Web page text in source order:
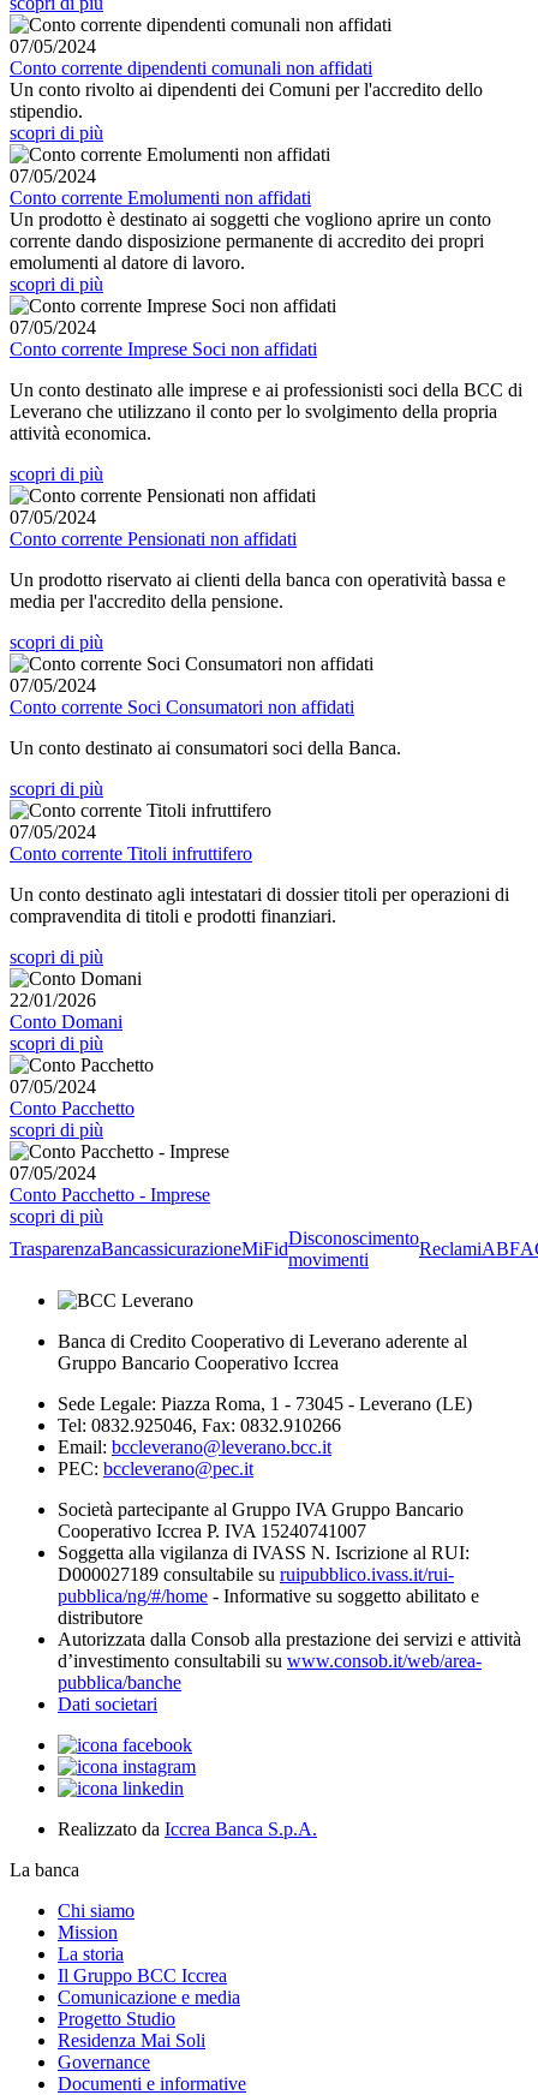
07/05/2024
Conto corrente dipendenti comunali non affidati
Un conto rivolto ai dipendenti dei Comuni per l'accredito dello
stipendio.
scopri di più
07/05/2024
Conto corrente Emolumenti non affidati
Un prodotto è destinato ai soggetti che vogliono aprire un conto
corrente dando disposizione permanente di accredito dei propri
emolumenti al datore di lavoro.
scopri di più
07/05/2024
Conto corrente Imprese Soci non affidati
Un conto destinato alle imprese e ai professionisti soci della BCC di
Leverano che utilizzano il conto per lo svolgimento della propria
attività economica.
scopri di più
07/05/2024
Conto corrente Pensionati non affidati
Un prodotto riservato ai clienti della banca con operatività bassa e
media per l'accredito della pensione.
scopri di più
07/05/2024
Conto corrente Soci Consumatori non affidati
Un conto destinato ai consumatori soci della Banca.
scopri di più
07/05/2024
Conto corrente Titoli infruttifero
Un conto destinato agli intestatari di dossier titoli per operazioni di
compravendita di titoli e prodotti finanziari.
scopri di più
22/01/2026
Conto Domani
scopri di più
07/05/2024
Conto Pacchetto
scopri di più
07/05/2024
Conto Pacchetto - Imprese
scopri di più
TrasparenzaBancassicurazioneMiFid
Disconoscimento
movimenti
ReclamiABF
Banca di Credito Cooperativo di Leverano aderente al
Gruppo Bancario Cooperativo Iccrea
Sede Legale: Piazza Roma, 1 - 73045 - Leverano (LE)
Tel: 0832.925046, Fax: 0832.910266
Email: bccleverano@leverano.bcc.it
PEC: bccleverano@pec.it
Società partecipante al Gruppo IVA Gruppo Bancario
Cooperativo Iccrea P. IVA 15240741007
Soggetta alla vigilanza di IVASS N. Iscrizione al RUI:
D000027189 consultabile su ruipubblico.ivass.it/rui-
pubblica/ng/#/home - Informative su soggetto abilitato e
distributore
Autorizzata dalla Consob alla prestazione dei servizi e attività
d’investimento consultabili su www.consob.it/web/area-
pubblica/banche
Dati societari
Realizzato da Iccrea Banca S.p.A.
La banca
Chi siamo
Mission
La storia
Il Gruppo BCC Iccrea
Comunicazione e media
Progetto Studio
Residenza Mai Soli
Governance
Documenti e informative